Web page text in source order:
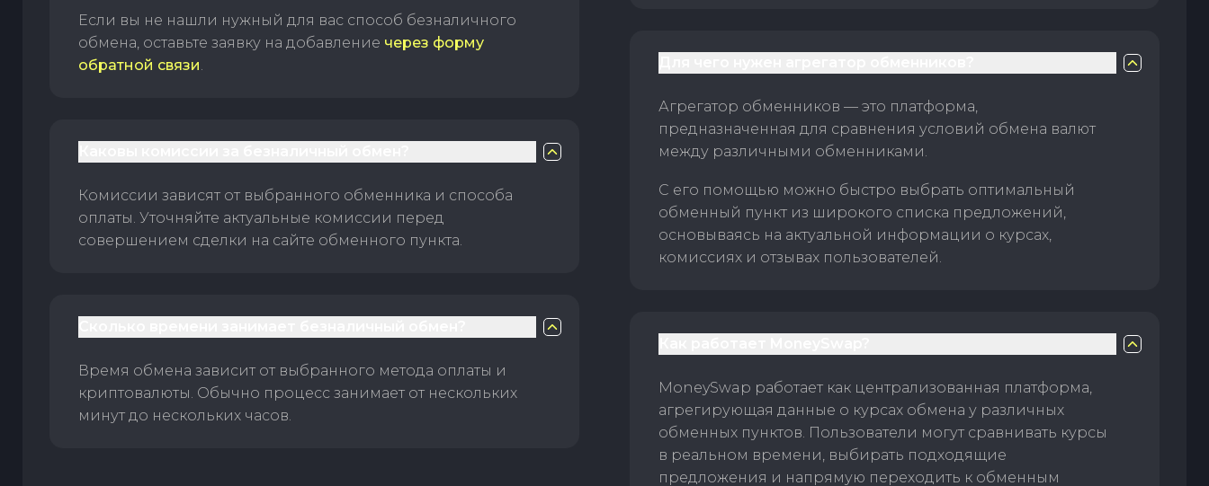
Если вы не нашли нужный для вас способ безналичного
обмена, оставьте заявку на добавление через форму
обратной связи.
Комиссии зависят от выбранного обменника и способа
оплаты. Уточняйте актуальные комиссии перед
совершением сделки на сайте обменного пункта.
Время обмена зависит от выбранного метода оплаты и
криптовалюты. Обычно процесс занимает от нескольких
минут до нескольких часов.
Агрегатор обменников — это платформа,
предназначенная для сравнения условий обмена валют
между различными обменниками.
С его помощью можно быстро выбрать оптимальный
обменный пункт из широкого списка предложений,
основываясь на актуальной информации о курсах,
комиссиях и отзывах пользователей.
MoneySwap работает как централизованная платформа,
агрегирующая данные о курсах обмена у различных
обменных пунктов. Пользователи могут сравнивать курсы
в реальном времени, выбирать подходящие
предложения и напрямую переходить к обменным